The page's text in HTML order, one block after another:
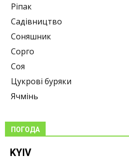
Ріпак
Садівництво
Соняшник
Сорго
Соя
Цукрові буряки
Ячмінь
ПОГОДА
KYIV